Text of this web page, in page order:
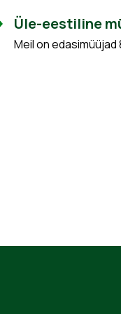
Üle-eestiline
Meil on edasimüüjad